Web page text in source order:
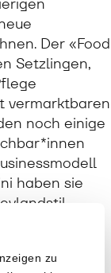
zu
Der «Food
Setzlingen,
vermarktbaren
noch einige
haben sie
an den
von